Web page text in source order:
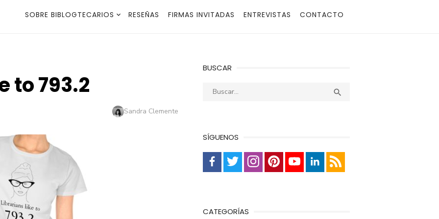
SOBRE BIBLOGTECARIOS RESEÑAS FIRMAS INVITADAS ENTREVISTAS CONTACTO
to 793.2
Autor
Sandra Clemente
BUSCAR
Buscar: 
SÍGUENOS
CATEGORÍAS